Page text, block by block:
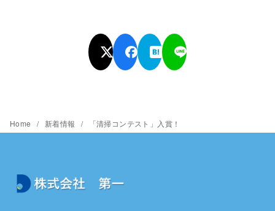
Home 新着情報 「清掃コンテスト」入賞！